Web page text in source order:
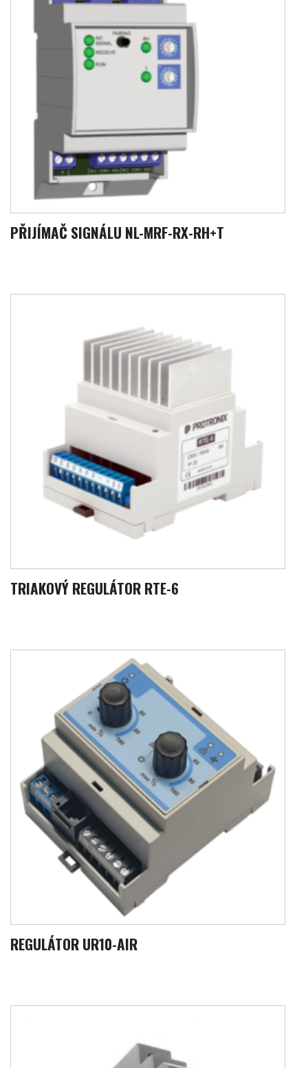
PŘIJÍMAČ SIGNÁLU NL-MRF-RX-RH+T
TRIAKOVÝ REGULÁTOR RTE-6
REGULÁTOR UR10-AIR